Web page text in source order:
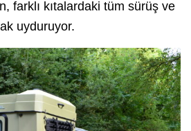
farklı kıtalardaki tüm sürüş ve
uyduruyor.